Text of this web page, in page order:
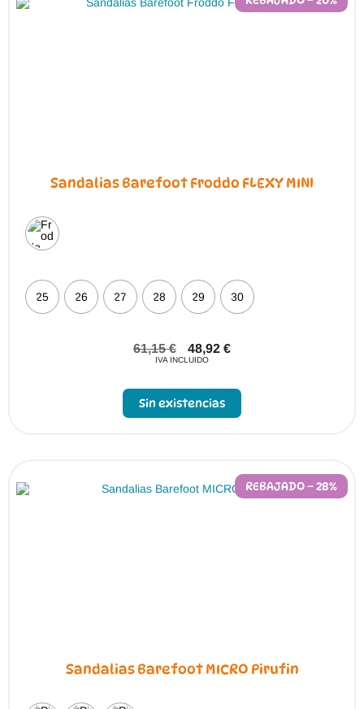
Sandalias Barefoot Froddo FLEXY MINI
25 26 27 28 29 30
61,15€ 48,92 €
IVA INCLUIDO
Sin existencias
REBAJADO – 28%
Sandalias Barefoot MICRO Pirufin